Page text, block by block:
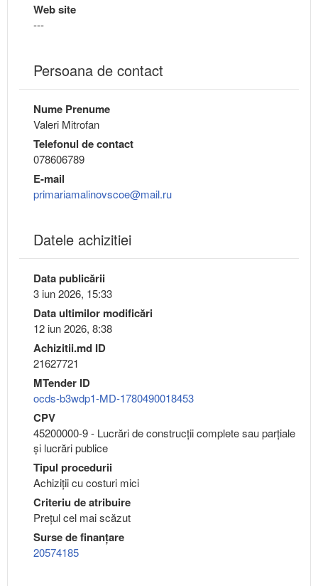
Web site
---
Persoana de contact
Nume Prenume
Valeri Mitrofan
Telefonul de contact
078606789
E-mail
primariamalinovscoe@mail.ru
Datele achizitiei
Data publicării
3 iun 2026, 15:33
Data ultimilor modificări
12 iun 2026, 8:38
Achizitii.md ID
21627721
MTender ID
ocds-b3wdp1-MD-1780490018453
CPV
45200000-9 - Lucrări de construcţii complete sau parţiale
şi lucrări publice
Tipul procedurii
Achiziții cu costuri mici
Criteriu de atribuire
Preţul cel mai scăzut
Surse de finanțare
20574185